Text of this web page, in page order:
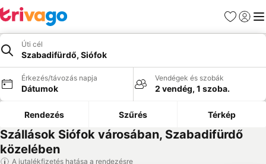
Kedvencek
Úti cél
Szabadifürdő, Siófok
Érkezés/távozás napja
Dátumok
Vendégek és szobák
2 vendég, 1 szoba.
Rendezés Szűrés Térkép
Szállások Siófok városában, Szabadifürdő
közelében
A jutalékfizetés hatása a rendezésre